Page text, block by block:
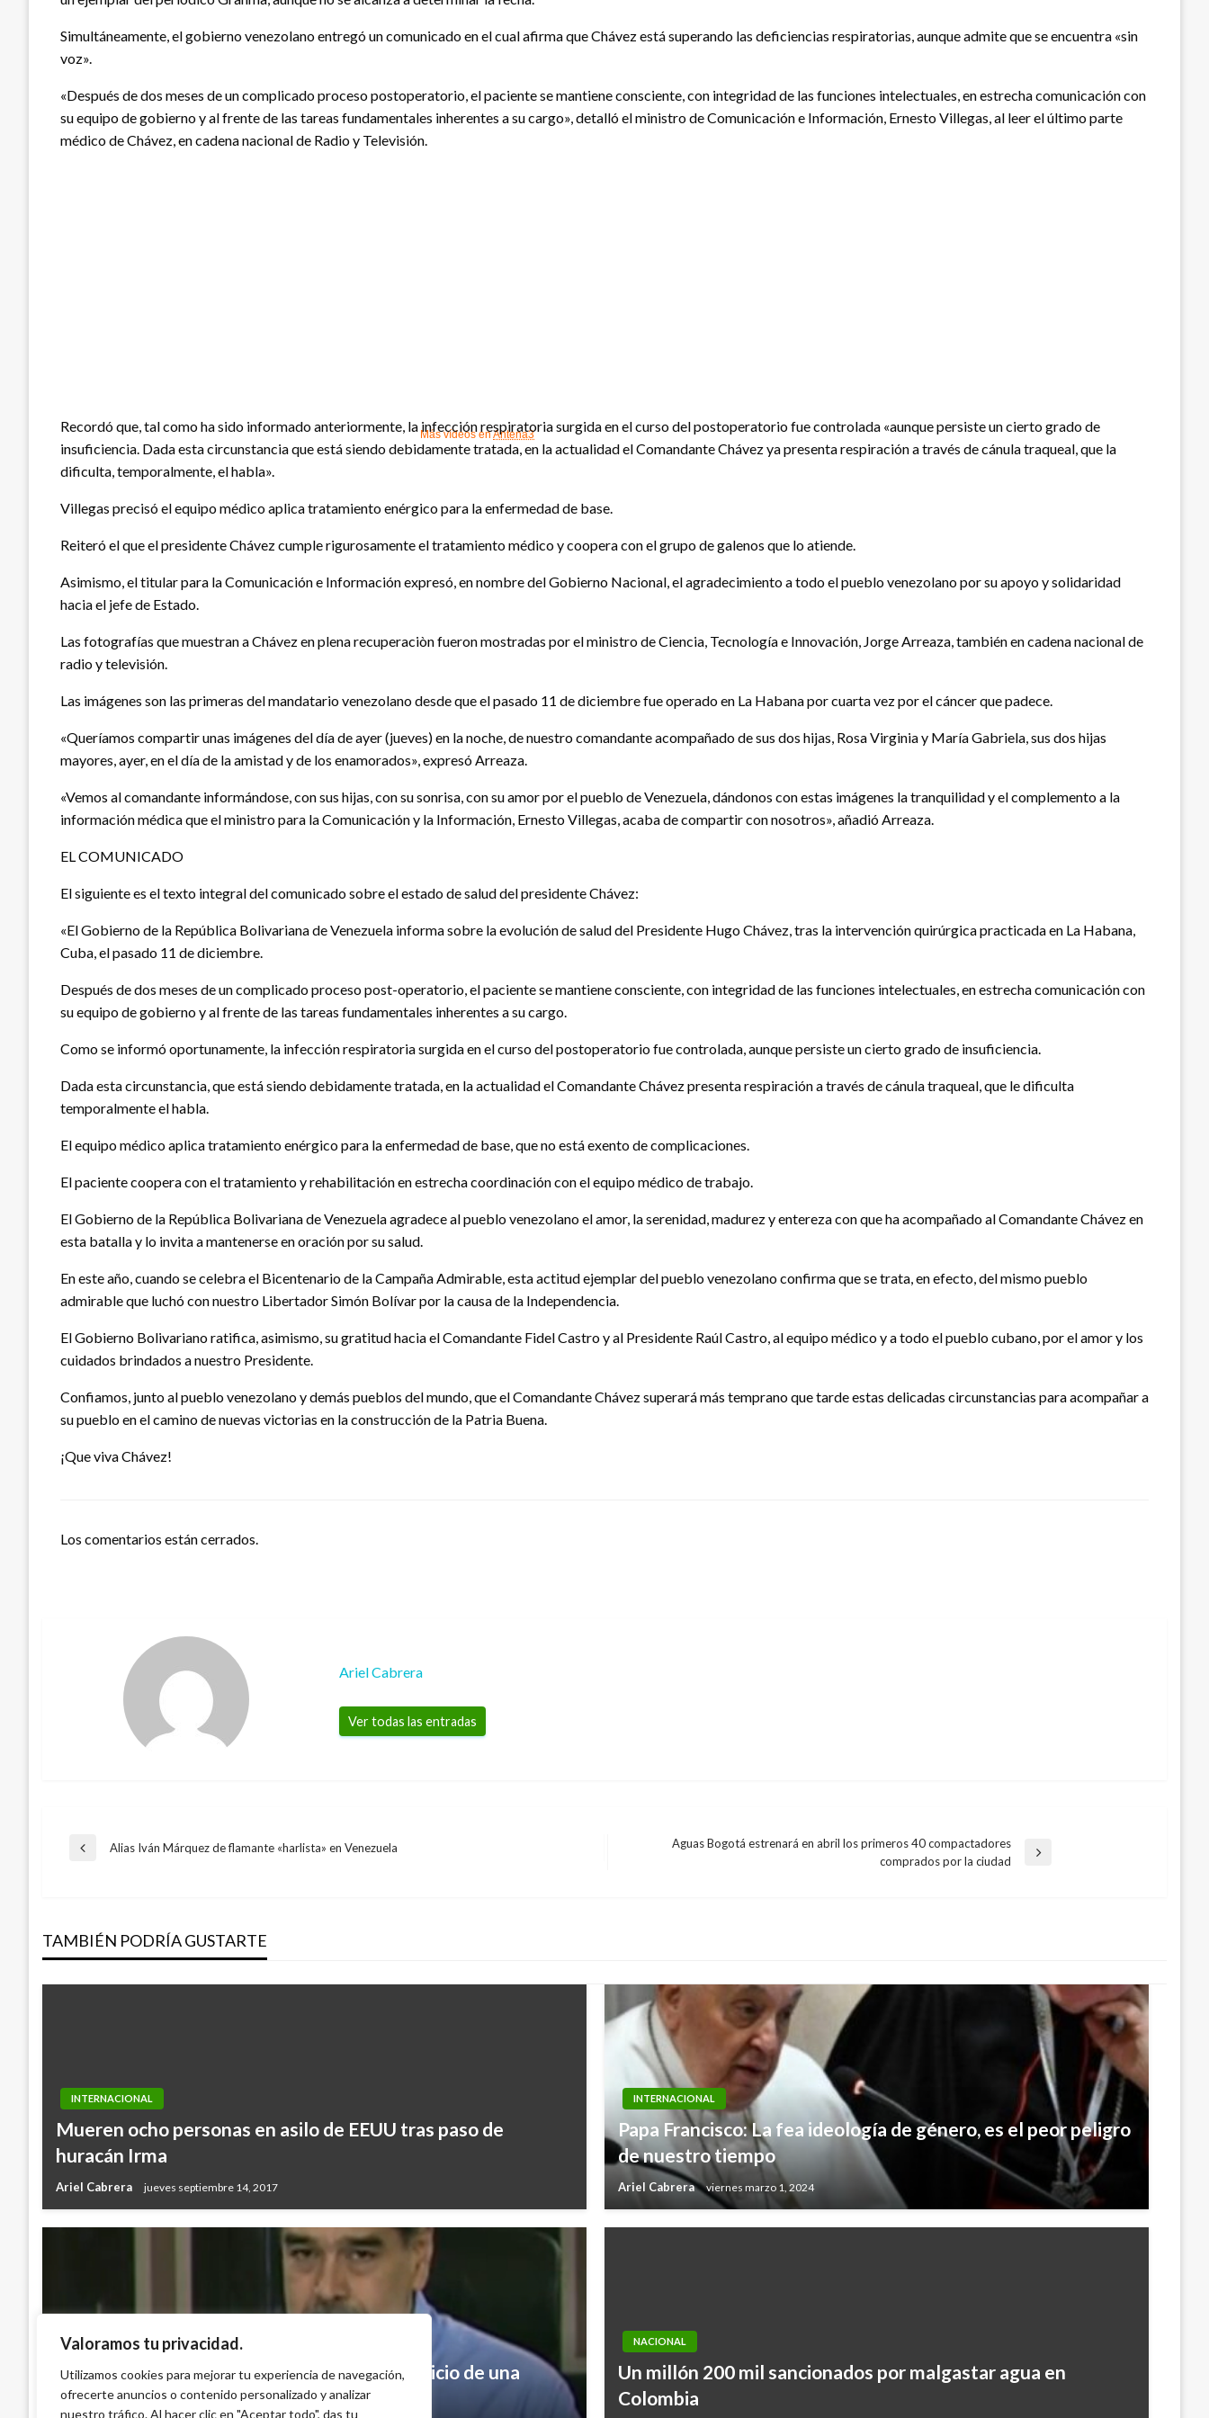
Valoramos tu privacidad.
Utilizamos cookies para mejorar tu experiencia de navegación,
ofrecerte anuncios o contenido personalizado y analizar
nuestro tráfico. Al hacer clic en "Aceptar todo", das tu
Simultáneamente, el gobierno venezolano entregó un comunicado en el cual afirma que Chávez está superando las deficiencias respiratorias, aunque admite que se encuentra «sin
voz».
«Después de dos meses de un complicado proceso postoperatorio, el paciente se mantiene consciente, con integridad de las funciones intelectuales, en estrecha comunicación con
su equipo de gobierno y al frente de las tareas fundamentales inherentes a su cargo», detalló el ministro de Comunicación e Información, Ernesto Villegas, al leer el último parte
médico de Chávez, en cadena nacional de Radio y Televisión.
Más vídeos enAntena3
Recordó que, tal como ha sido informado anteriormente, la infección respiratoria surgida en el curso del postoperatorio fue controlada «aunque persiste un cierto grado de
insuficiencia. Dada esta circunstancia que está siendo debidamente tratada, en la actualidad el Comandante Chávez ya presenta respiración a través de cánula traqueal, que la
dificulta, temporalmente, el habla».
Villegas precisó el equipo médico aplica tratamiento enérgico para la enfermedad de base.
Reiteró el que el presidente Chávez cumple rigurosamente el tratamiento médico y coopera con el grupo de galenos que lo atiende.
Asimismo, el titular para la Comunicación e Información expresó, en nombre del Gobierno Nacional, el agradecimiento a todo el pueblo venezolano por su apoyo y solidaridad
hacia el jefe de Estado.
Las fotografías que muestran a Chávez en plena recuperaciòn fueron mostradas por el ministro de Ciencia, Tecnología e Innovación, Jorge Arreaza, también en cadena nacional de
radio y televisión.
Las imágenes son las primeras del mandatario venezolano desde que el pasado 11 de diciembre fue operado en La Habana por cuarta vez por el cáncer que padece.
«Queríamos compartir unas imágenes del día de ayer (jueves) en la noche, de nuestro comandante acompañado de sus dos hijas, Rosa Virginia y María Gabriela, sus dos hijas
mayores, ayer, en el día de la amistad y de los enamorados», expresó Arreaza.
«Vemos al comandante informándose, con sus hijas, con su sonrisa, con su amor por el pueblo de Venezuela, dándonos con estas imágenes la tranquilidad y el complemento a la
información médica que el ministro para la Comunicación y la Información, Ernesto Villegas, acaba de compartir con nosotros», añadió Arreaza.
EL COMUNICADO
El siguiente es el texto integral del comunicado sobre el estado de salud del presidente Chávez:
«El Gobierno de la República Bolivariana de Venezuela informa sobre la evolución de salud del Presidente Hugo Chávez, tras la intervención quirúrgica practicada en La Habana,
Cuba, el pasado 11 de diciembre.
Después de dos meses de un complicado proceso post-operatorio, el paciente se mantiene consciente, con integridad de las funciones intelectuales, en estrecha comunicación con
su equipo de gobierno y al frente de las tareas fundamentales inherentes a su cargo.
Como se informó oportunamente, la infección respiratoria surgida en el curso del postoperatorio fue controlada, aunque persiste un cierto grado de insuficiencia.
Dada esta circunstancia, que está siendo debidamente tratada, en la actualidad el Comandante Chávez presenta respiración a través de cánula traqueal, que le dificulta
temporalmente el habla.
El equipo médico aplica tratamiento enérgico para la enfermedad de base, que no está exento de complicaciones.
El paciente coopera con el tratamiento y rehabilitación en estrecha coordinación con el equipo médico de trabajo.
El Gobierno de la República Bolivariana de Venezuela agradece al pueblo venezolano el amor, la serenidad, madurez y entereza con que ha acompañado al Comandante Chávez en
esta batalla y lo invita a mantenerse en oración por su salud.
En este año, cuando se celebra el Bicentenario de la Campaña Admirable, esta actitud ejemplar del pueblo venezolano confirma que se trata, en efecto, del mismo pueblo
admirable que luchó con nuestro Libertador Simón Bolívar por la causa de la Independencia.
El Gobierno Bolivariano ratifica, asimismo, su gratitud hacia el Comandante Fidel Castro y al Presidente Raúl Castro, al equipo médico y a todo el pueblo cubano, por el amor y los
cuidados brindados a nuestro Presidente.
Confiamos, junto al pueblo venezolano y demás pueblos del mundo, que el Comandante Chávez superará más temprano que tarde estas delicadas circunstancias para acompañar a
su pueblo en el camino de nuevas victorias en la construcción de la Patria Buena.
¡Que viva Chávez!
Los comentarios están cerrados.
Ariel Cabrera
Ver todas las entradas
Navegación
entradas
Entrada
Alias Iván Márquez de flamante «harlista» en Venezuela
Aguas Bogotá estrenará en abril los primeros 40 compactadores
comprados por la ciudad
TAMBIÉN PODRÍA GUSTARTE
INTERNACIONAL
Mueren ocho personas en asilo de EEUU tras paso de
huracán Irma
Ariel Cabrera jueves septiembre 14, 2017
INTERNACIONAL
Papa Francisco: La fea ideología de género, es el peor peligro
de nuestro tiempo
Ariel Cabrera viernes marzo 1, 2024
INTERNACIONAL
Maduro: «La agresión a Venezuela sería el inicio de una
guerra catastrófica en el Caribe»
NACIONAL
Un millón 200 mil sancionados por malgastar agua en
Colombia